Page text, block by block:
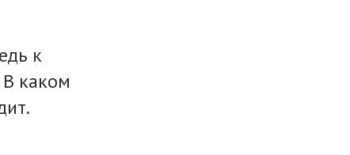
к
каком